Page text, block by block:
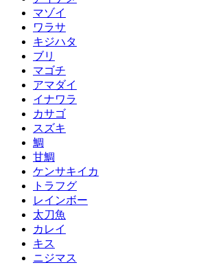
マゾイ
ワラサ
キジハタ
ブリ
マゴチ
アマダイ
イナワラ
カサゴ
スズキ
鯛
甘鯛
ケンサキイカ
トラフグ
レインボー
太刀魚
カレイ
キス
ニジマス